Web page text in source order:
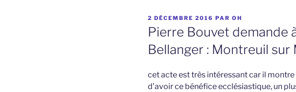
PUBLIÉ
LE
2 DÉCEMBRE 2016 PAR OH
Pierre Bouvet demande
Bellanger : Montreuil sur
cet acte est très intéressant car il
d’avoir ce bénéfice ecclésiastique, un